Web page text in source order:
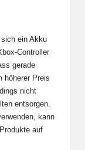
ein Akku
Controller
gerade
höherer Preis
nicht
entsorgen.
kann
auf